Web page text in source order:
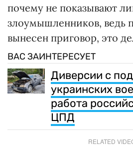
почему не показывают
злоумышленников, ведь
вынесен приговор, это
ВАС ЗАИНТЕРЕСУЕТ
Диверсии с
украинских
работа
ЦПД
RELATED